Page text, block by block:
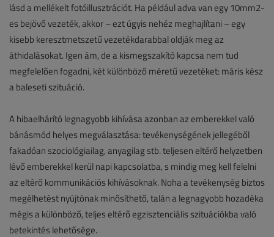
lásd a mellékelt fotóillusztrációt. Ha például adva van egy 10mm2-
es bejövő vezeték, akkor – ezt úgyis nehéz meghajlítani – egy
kisebb keresztmetszetű vezetékdarabbal oldják meg az
áthidalásokat. Igen ám, de a kismegszakító kapcsa nem tud
megfelelően fogadni, két különböző méretű vezetéket: máris kész
a baleseti szituáció.
A hibaelhárító legnagyobb kihívása azonban az emberekkel való
bánásmód helyes megválasztása: tevékenységének jellegéből
fakadóan szociológiailag, anyagilag stb. teljesen eltérő helyzetben
lévő emberekkel kerül napi kapcsolatba, s mindig meg kell felelni
az eltérő kommunikációs kihívásoknak. Noha a tevékenység biztos
megélhetést nyújtónak minősíthető, talán a legnagyobb hozadéka
mégis a különböző, teljes eltérő egzisztenciális szituációkba való
betekintés lehetősége.